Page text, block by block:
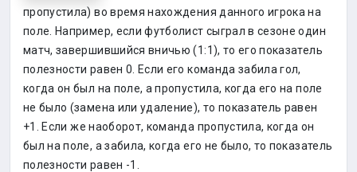
пропустила) во время нахождения данного игрока на
поле. Например, если футболист сыграл в сезоне один
матч, завершившийся вничью (1:1), то его показатель
полезности равен 0. Если его команда забила гол,
когда он был на поле, а пропустила, когда его на поле
не было (замена или удаление), то показатель равен
+1. Если же наоборот, команда пропустила, когда он
был на поле, а забила, когда его не было, то показатель
полезности равен -1.